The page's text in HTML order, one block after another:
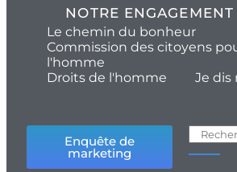
NOTRE
Le chemin du bonheur
Commission des citoyens
l'homme
Droits de l'homme
Je dis
Enquête de
marketing